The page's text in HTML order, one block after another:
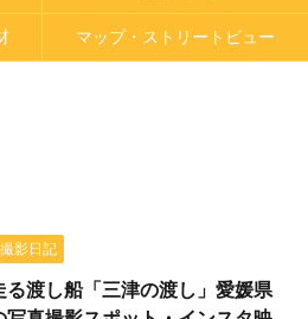
マップ・ストリートビュー
撮影日記
る渡し船「三津の渡し」愛媛県